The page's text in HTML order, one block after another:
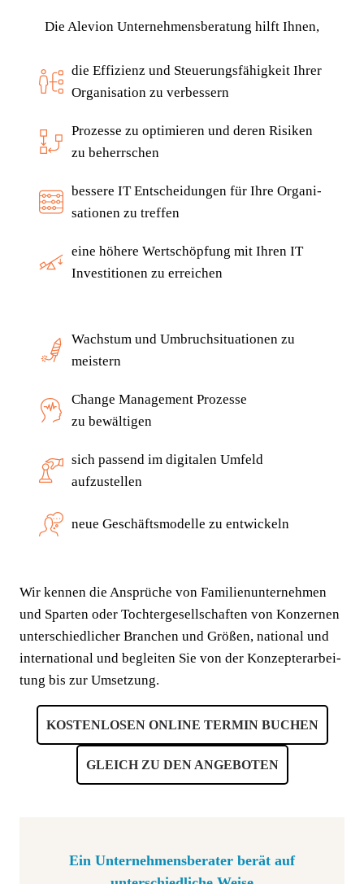
Die Ale­vi­on Unter­neh­mens­be­ra­tung hilft Ihnen,
die Effi­zi­enz und Steue­rungs­fä­hig­keit Ihrer
Orga­ni­sa­ti­on zu verbessern
Pro­zes­se zu opti­mie­ren und deren Risi­ken
zu beherrschen
bes­se­re IT Ent­schei­dun­gen für Ihre Orga­ni­
sa­tio­nen zu treffen
eine höhe­re Wert­schöp­fung mit Ihren IT
Inves­ti­tio­nen zu erreichen
Wachs­tum und Umbruch­si­tua­tio­nen zu
meistern
Chan­ge Manage­ment Pro­zes­se
zu bewältigen
sich pas­send im digi­ta­len Umfeld
aufzustellen
neue Geschäfts­mo­del­le zu entwickeln
Wir ken­nen die Ansprü­che von Fami­li­en­un­ter­neh­men
und Spar­ten oder Toch­ter­ge­sell­schaf­ten von Kon­zer­nen
unter­schied­li­cher Bran­chen und Grö­ßen, natio­nal und
inter­na­tio­nal und beglei­ten Sie von der Kon­zepter­ar­bei­
tung bis zur Umsetzung.
KOS­TEN­LO­SEN ONLINE TER­MIN BUCHEN
GLEICH ZU DEN ANGEBOTEN
Ein Unternehmensberater berät auf